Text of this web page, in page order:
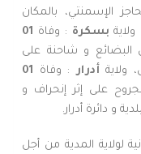
الإسمنتي، بالمكان
بسكرة : وفاة 01
و شاحنة على
ولاية أدرار: وفاة 01
بجروح على إثر إنحراف و
لولاية المدية من أجل